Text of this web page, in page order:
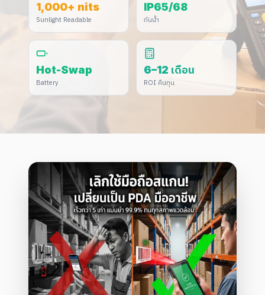
1,000+ nits
Sunlight Readable
IP65/68
กันน้ำ
Hot-Swap
Battery
6–12 เดือน
ROI คืนทุน